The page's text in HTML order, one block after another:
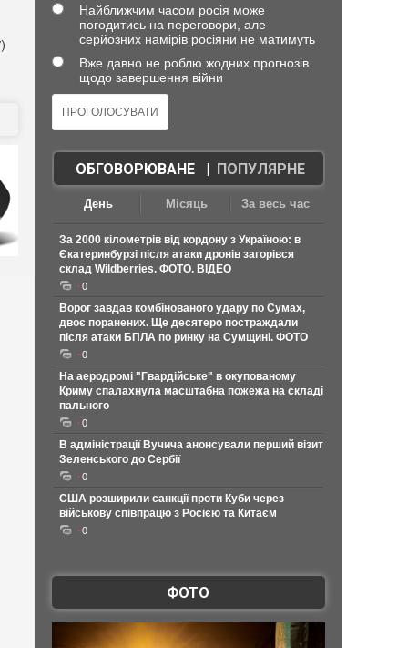
Найближчим часом росія може
погодитись на переговори, але
серйозних намірів росіяни не матимуть
Вже давно не роблю жодних прогнозів
щодо завершення війни
ОБГОВОРЮВАНЕ| ПОПУЛЯРНЕ
День Місяць За весь час
За 2000 кілометрів від кордону з Україною: в
Єкатеринбурзі після атаки дронів загорівся
склад Wildberries. ФОТО. ВІДЕО
0
Ворог завдав комбінованого удару по Сумах,
двоє поранених. Ще десятеро постраждали
після атаки БПЛА по ринку на Сумщині. ФОТО
0
На аеродромі "Гвардійське" в окупованому
Криму спалахнула масштабна пожежа на складі
пального
0
В адміністрації Вучича анонсували перший візит
Зеленського до Сербії
0
США розширили санкції проти Куби через
військову співпрацю з Росією та Китаєм
0
ФОТО